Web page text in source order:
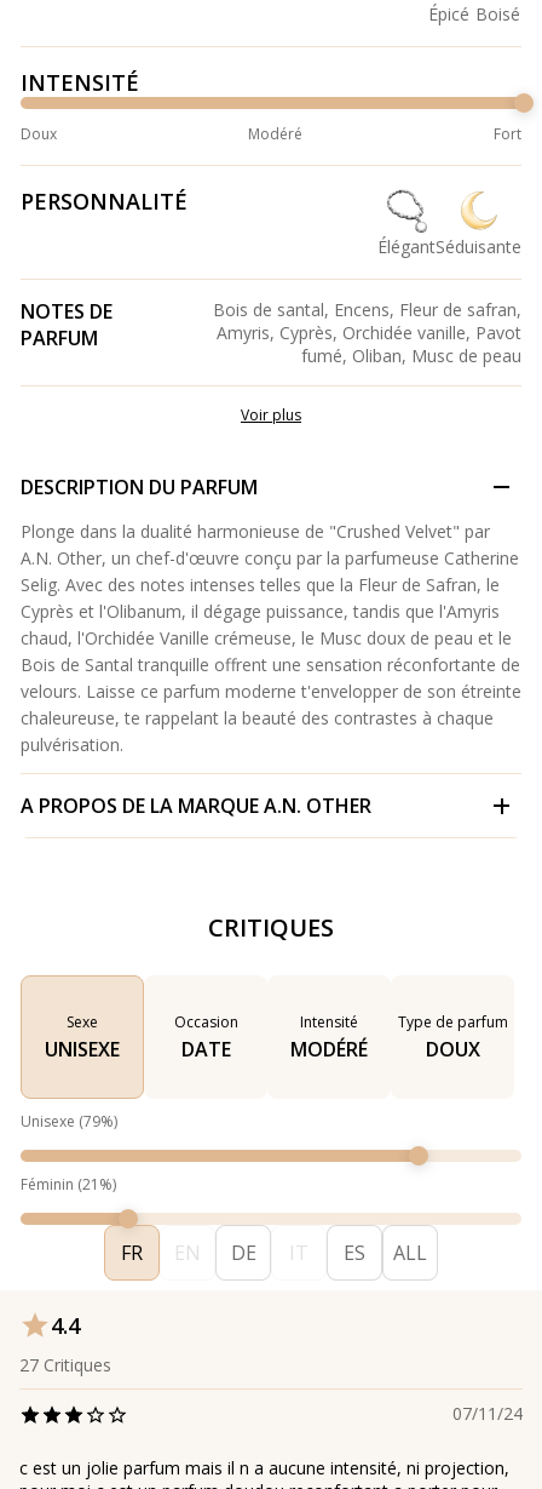
Épicé Boisé
INTENSITÉ
Doux Modéré Fort
PERSONNALITÉ
ÉlégantSéduisante
NOTES DE
PARFUM
Bois de santal, Encens, Fleur de safran,
Amyris, Cyprès, Orchidée vanille, Pavot
fumé, Oliban, Musc de peau
Voir plus
DESCRIPTION DU PARFUM
Plonge dans la dualité harmonieuse de "Crushed Velvet" par
A.N. Other, un chef-d'œuvre conçu par la parfumeuse Catherine
Selig. Avec des notes intenses telles que la Fleur de Safran, le
Cyprès et l'Olibanum, il dégage puissance, tandis que l'Amyris
chaud, l'Orchidée Vanille crémeuse, le Musc doux de peau et le
Bois de Santal tranquille offrent une sensation réconfortante de
velours. Laisse ce parfum moderne t'envelopper de son étreinte
chaleureuse, te rappelant la beauté des contrastes à chaque
pulvérisation.
A PROPOS DE LA MARQUEA.N. OTHER
CRITIQUES
Sexe
UNISEXE
Occasion
DATE
Intensité
MODÉRÉ
Type de parfum
DOUX
Unisexe (79%)
Féminin (21 %)
FR EN DE IT ES ALL
4.4
27 Critiques
07/11/24
c est un jolie parfum mais il n a aucune intensité, ni projection,